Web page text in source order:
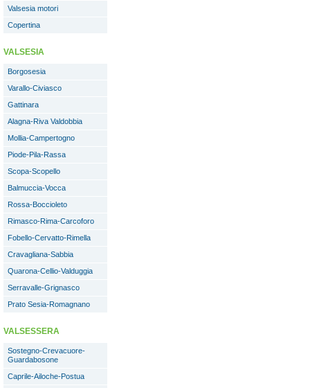
Valsesia motori
Copertina
VALSESIA
Borgosesia
Varallo-Civiasco
Gattinara
Alagna-Riva Valdobbia
Mollia-Campertogno
Piode-Pila-Rassa
Scopa-Scopello
Balmuccia-Vocca
Rossa-Boccioleto
Rimasco-Rima-Carcoforo
Fobello-Cervatto-Rimella
Cravagliana-Sabbia
Quarona-Cellio-Valduggia
Serravalle-Grignasco
Prato Sesia-Romagnano
VALSESSERA
Sostegno-Crevacuore-
Guardabosone
Caprile-Ailoche-Postua